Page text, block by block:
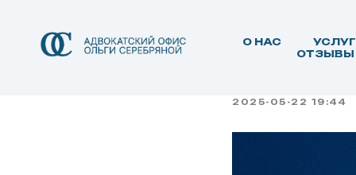
О НАС
ОТЗЫВЫ
2025-05-22 19:44